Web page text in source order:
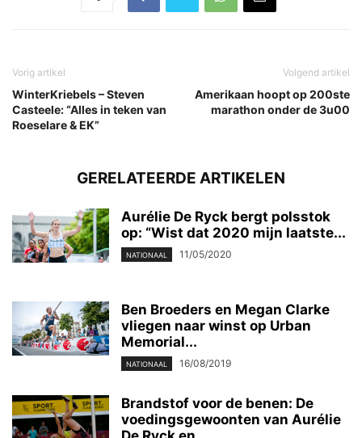
Vorig artikel
WinterKriebels – Steven
Casteele: “Alles in teken van
Roeselare & EK”
Volgend artikel
Amerikaan hoopt op 200ste
marathon onder de 3u00
GERELATEERDE ARTIKELEN
Aurélie De Ryck bergt polsstok
op: “Wist dat 2020 mijn laatste...
NATIONAAL 11/05/2020
Ben Broeders en Megan Clarke
vliegen naar winst op Urban
Memorial...
NATIONAAL 16/08/2019
Brandstof voor de benen: De
voedingsgewoonten van Aurélie